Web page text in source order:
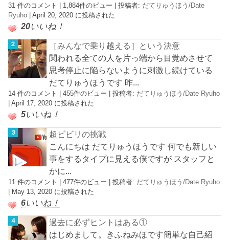
31 件のコメント 1,884件のビュー |投稿者: だてりゅうほう/Date
Ryuho |April 20, 2020 に投稿された
20いいね！
［みんなで乗り越える］という決意
関われる全ての人を片っ端から目覚めさせて
思考停止に陥らないように刺激し続けている
だてりゅうほうです 昨...
14 件のコメント |455件のビュー |投稿者: だてりゅうほう/Date Ryuho
|April 17, 2020 に投稿された
5いいね！
超ビビリの挑戦
こんにちは だてりゅうほうです 何でも新しい
事をするタイプに見える僕ですが スタッフと
かに...
11 件のコメント |477件のビュー |投稿者: だてりゅうほう/Date Ryuho
May 13, 2020 に投稿された
6いいね！
過去に必ずヒントはある①
はじめまして。きふねみほです簡単な自己紹